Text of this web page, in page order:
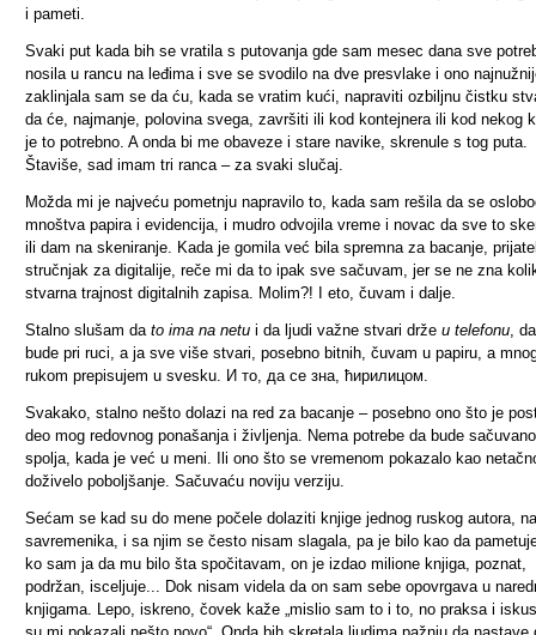
i pameti.
Svaki put kada bih se vratila s putovanja gde sam mesec dana sve
nosila u rancu na leđima i sve se svodilo na dve presvlake i ono
zaklinjala sam se da ću, kada se vratim kući, napraviti ozbiljnu čistku
da će, najmanje, polovina svega, završiti ili kod kontejnera ili kod nekog
je to potrebno. A onda bi me obaveze i stare navike, skrenule s tog puta.
Štaviše, sad imam tri ranca – za svaki slučaj.
Možda mi je najveću pometnju napravilo to, kada sam rešila da se
mnoštva papira i evidencija, i mudro odvojila vreme i novac da sve to
ili dam na skeniranje. Kada je gomila već bila spremna za bacanje,
stručnjak za digitalije, reče mi da to ipak sve sačuvam, jer se ne zna
stvarna trajnost digitalnih zapisa. Molim?! I eto, čuvam i dalje.
Stalno slušam da to ima na netu i da ljudi važne stvari drže u telefonu,
bude pri ruci, a ja sve više stvari, posebno bitnih, čuvam u papiru, a
rukom prepisujem u svesku. И то, да се зна, ћирилицом.
Svakako, stalno nešto dolazi na red za bacanje – posebno ono što je
deo mog redovnog ponašanja i življenja. Nema potrebe da bude sačuvano
spolja, kada je već u meni. Ili ono što se vremenom pokazalo kao
doživelo poboljšanje. Sačuvaću noviju verziju.
Sećam se kad su do mene počele dolaziti knjige jednog ruskog autora,
savremenika, i sa njim se često nisam slagala, pa je bilo kao da
ko sam ja da mu bilo šta spočitavam, on je izdao milione knjiga, poznat,
podržan, isceljuje... Dok nisam videla da on sam sebe opovrgava u
knjigama. Lepo, iskreno, čovek kaže „mislio sam to i to, no praksa i